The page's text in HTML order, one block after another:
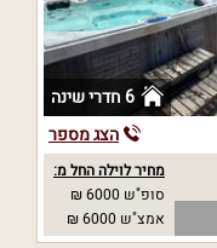
6 חדרי שינה
הצג מספר
מחיר לוילה החל מ:
סופ"ש 6000 ₪
אמצ"ש 6000 ₪